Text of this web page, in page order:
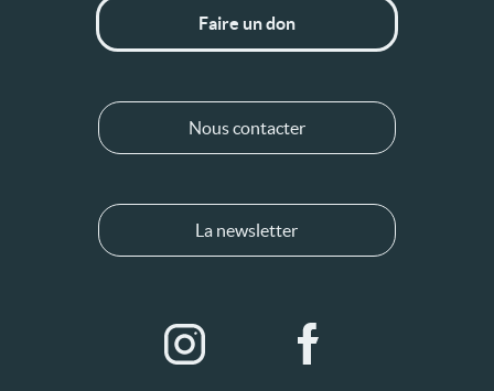
Faire un don
Nous contacter
La newsletter